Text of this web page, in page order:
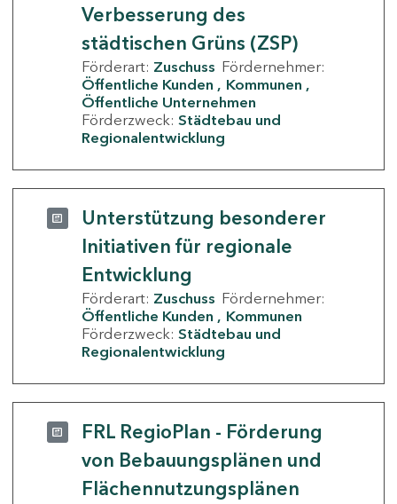
Verbesserung des
städtischen Grüns (ZSP)
Förderart: Zuschuss Fördernehmer:
Öffentliche Kunden
Kommunen
Öffentliche Unternehmen
Förderzweck: Städtebau und
Regionalentwicklung
Unterstützung besonderer
Initiativen für regionale
Entwicklung
Förderart: Zuschuss Fördernehmer:
Öffentliche Kunden
Kommunen
Förderzweck: Städtebau und
Regionalentwicklung
FRL RegioPlan - Förderung
von Bebauungsplänen und
Flächennutzungsplänen